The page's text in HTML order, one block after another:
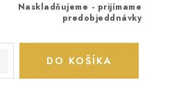
Naskladňujeme - prijímame
predobjeddnávky
DO KOŠÍKA